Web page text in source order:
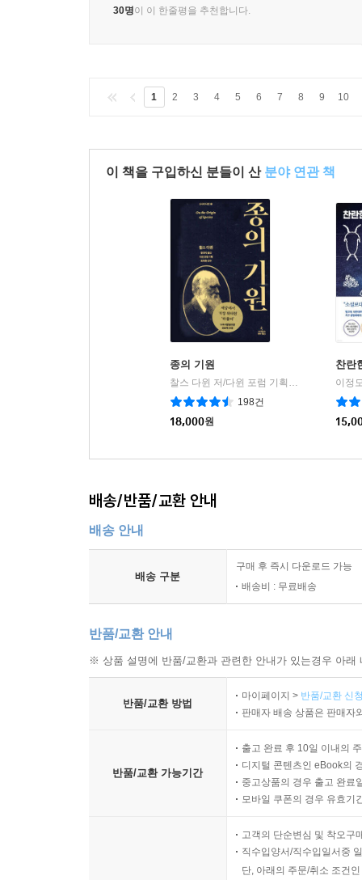
30명이 이 한줄평을 추천합니다.
1 2 3 4 5 6 7 8 9 10
이 책을 구입하신 분들이 산 분야 연관 책
종의 기원
198건
18,000원
찬란
이정
배송/반품/교환 안내
배송 안내
배송 구분
구매 후 즉시 다운로드 가능
배송비 : 무료배송
반품/교환 안내
※ 상품 설명에 반품/교환과 관련한 안내가 있는경우 아
반품/교환 방법
마이페이지 > 반품/교환 신
판매자 배송 상품은 판매자
반품/교환 가능기간
출고 완료 후 10일 이내의
디지털 콘텐츠인 eBook의
중고상품의 경우 출고 완료
모바일 쿠폰의 경우 유효기
고객의 단순변심 및 착오구
직수입양서/직수입일서중
단, 아래의 주문/취소 조건